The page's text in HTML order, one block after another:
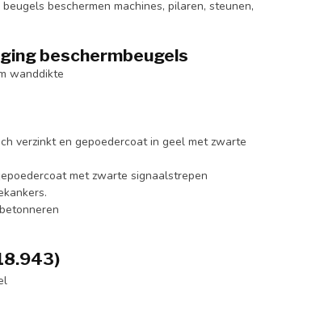
beschermen machines, pilaren, steunen,
beschermbeugels
wanddikte
verzinkt en gepoedercoat in geel met zwarte
met zwarte signaalstrepen